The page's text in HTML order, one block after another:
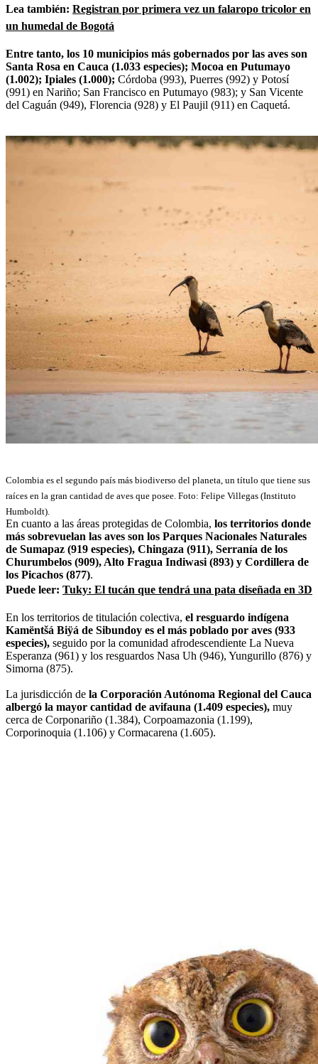
Lea también: Registran por primera vez un falaropo tricolor en
un humedal de Bogotá
Entre tanto, los 10 municipios más gobernados por las aves son
Santa Rosa en Cauca (1.033 especies); Mocoa en Putumayo
(1.002); Ipiales (1.000); Córdoba (993), Puerres (992) y Potosí
(991) en Nariño; San Francisco en Putumayo (983); y San Vicente
del Caguán (949), Florencia (928) y El Paujil (911) en Caquetá.
Colombia es el segundo país más biodiverso del planeta, un título que tiene sus
raíces en la gran cantidad de aves que posee. Foto: Felipe Villegas (Instituto
Humboldt).
En cuanto a las áreas protegidas de Colombia, los territorios donde
más sobrevuelan las aves son los Parques Nacionales Naturales
de Sumapaz (919 especies), Chingaza (911), Serranía de los
Churumbelos (909), Alto Fragua Indiwasi (893) y Cordillera de
los Picachos (877).
Puede leer: Tuky: El tucán que tendrá una pata diseñada en 3D
En los territorios de titulación colectiva, el resguardo indígena
Kamëntšá Biÿá de Sibundoy es el más poblado por aves (933
especies), seguido por la comunidad afrodescendiente La Nueva
Esperanza (961) y los resguardos Nasa Uh (946), Yungurillo (876) y
Simorna (875).
La jurisdicción de la Corporación Autónoma Regional del Cauca
albergó la mayor cantidad de avifauna (1.409 especies), muy
cerca de Corponariño (1.384), Corpoamazonia (1.199),
Corporinoquia (1.106) y Cormacarena (1.605).